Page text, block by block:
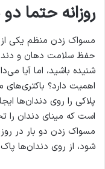
روزانه حتما
مسواک زدن منظم یکی
حفظ سلامت دهان و
شنیده باشید، اما آیا
اهمیت دارد؟ باکتری‌های
پلاکی را روی دندان‌ها
است که مینای دندان
مسواک زدن دو بار در
شود، از روی دندان‌ها